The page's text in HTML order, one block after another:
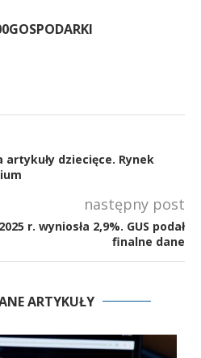
dziecięce. Rynek
następny post
r. wyniosła 2,9%. GUS podał
finalne dane
ARTYKUŁY